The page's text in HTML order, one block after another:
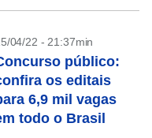
04/22 - 21:37min
público:
os editais
6,9 mil vagas
todo o Brasil